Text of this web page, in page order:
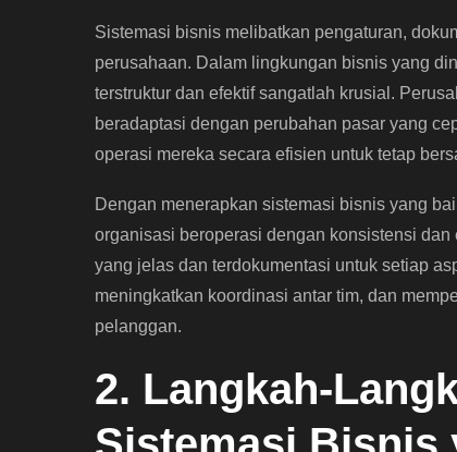
Sistemasi bisnis melibatkan pengaturan,
perusahaan. Dalam lingkungan bisnis yang
terstruktur dan efektif sangatlah krusial.
beradaptasi dengan perubahan pasar yang
operasi mereka secara efisien untuk tetap
Dengan menerapkan sistemasi bisnis yang
organisasi beroperasi dengan konsistensi
yang jelas dan terdokumentasi untuk setiap
meningkatkan koordinasi antar tim, dan
pelanggan.
2. Langkah-